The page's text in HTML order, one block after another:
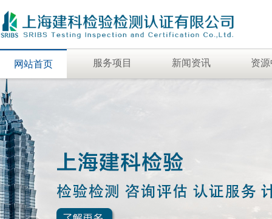
网站首页 服务项目 新闻资讯 资